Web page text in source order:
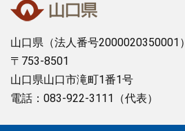
山口県 （法人番号2000020350001）
〒753-8501
山口県山口市滝町1番1号
電話：083-922-3111（代表）